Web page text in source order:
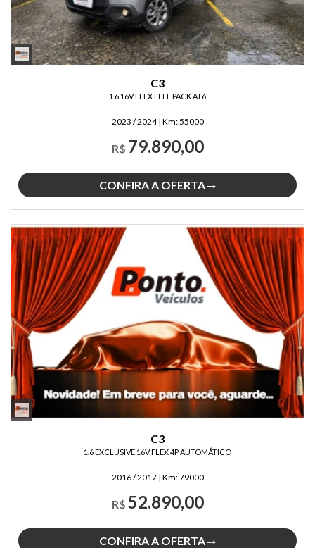
C3
1.6 16V FLEX FEEL PACK AT6
2023 / 2024| Km:55000
R$ 79.890,00
CONFIRA A OFERTA
C3
1.6 EXCLUSIVE 16V FLEX 4P AUTOMÁTICO
2016 / 2017 | Km:79000
R$ 52.890,00
CONFIRA A OFERTA